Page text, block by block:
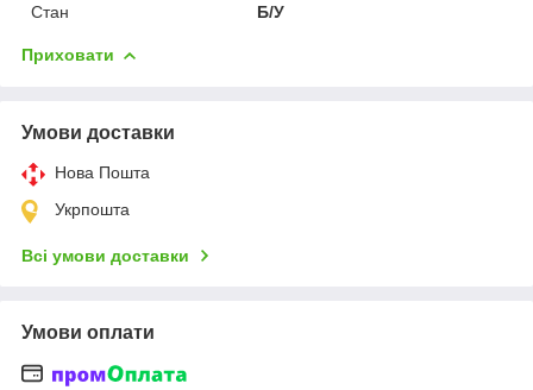
Стан
Б/У
Приховати
Умови доставки
Нова Пошта
Укрпошта
Всі умови доставки
Умови оплати